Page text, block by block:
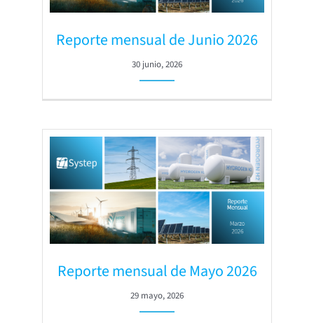
Reporte mensual de Junio 2026
30 junio, 2026
Reporte mensual de Mayo 2026
29 mayo, 2026